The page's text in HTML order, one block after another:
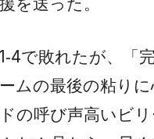
で敗れたが、「
ムの最後の粘り
の呼び声高いビ